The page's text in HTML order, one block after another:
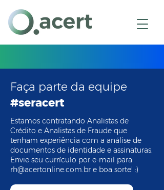
Faça parte da equipe
#seracert
Estamos contratando Analistas de
Crédito e Analistas de Fraude que
tenham experiência com a análise de
documentos de identidade e assinaturas.
Envie seu currículo por e-mail para
rh@acertonline.com.br e boa sorte! :)